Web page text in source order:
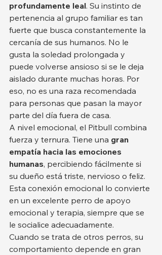
profundamente leal. Su instinto de
pertenencia al grupo familiar es tan
fuerte que busca constantemente la
cercanía de sus humanos. No le
gusta la soledad prolongada y
puede volverse ansioso si se le deja
aislado durante muchas horas. Por
eso, no es una raza recomendada
para personas que pasan la mayor
parte del día fuera de casa.
A nivel emocional, el Pitbull combina
fuerza y ternura. Tiene una gran
empatía hacia las emociones
humanas, percibiendo fácilmente si
su dueño está triste, nervioso o feliz.
Esta conexión emocional lo convierte
en un excelente perro de apoyo
emocional y terapia, siempre que se
le socialice adecuadamente.
Cuando se trata de otros perros, su
comportamiento depende en gran